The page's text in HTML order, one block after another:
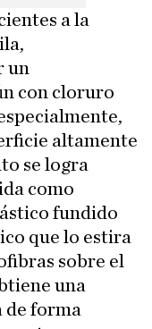
a la
un
con cloruro
altamente
se logra
como
fundido
que lo estira
sobre el
una
de forma